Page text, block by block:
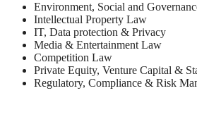
Environment, Social and
Intellectual Property Law
IT, Data protection & Privacy
Media & Entertainment Law
Competition Law
Private Equity, Venture Capital &
Regulatory, Compliance & Risk